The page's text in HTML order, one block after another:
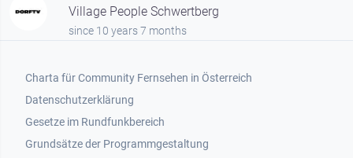
Village People Schwertberg
since 10 years 7 months
Footer 1
Charta für Community Fernsehen in Österreich
Datenschutzerklärung
Gesetze im Rundfunkbereich
Grundsätze der Programmgestaltung